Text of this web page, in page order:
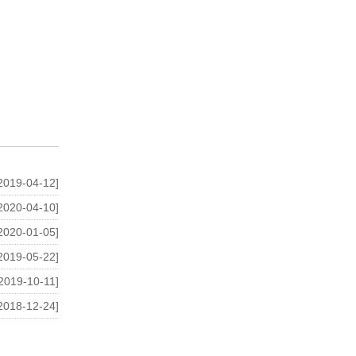
04-12]
04-10]
01-05]
05-22]
10-11]
12-24]